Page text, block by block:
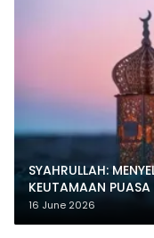
SYAHRULLAH:
KEUTAMAAN
16 June 2026